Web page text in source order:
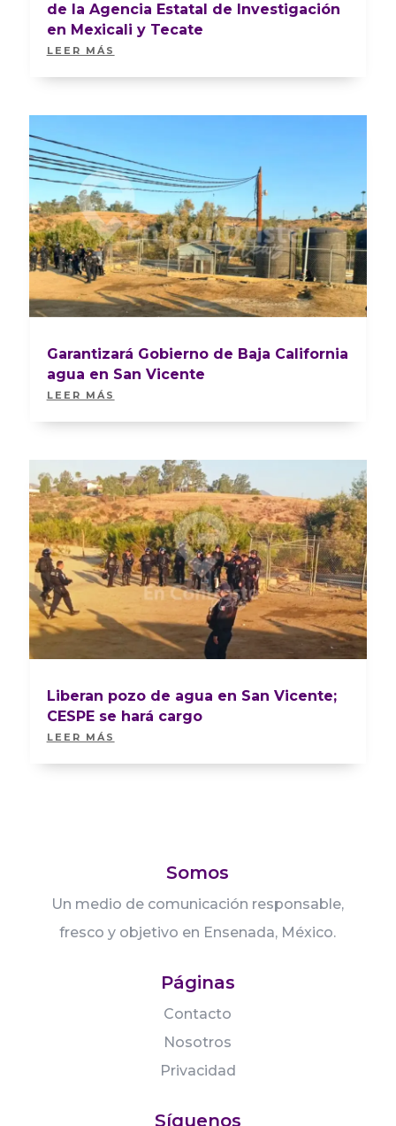
de la Agencia Estatal de Investigación
en Mexicali y Tecate
LEER MÁS
Garantizará Gobierno de Baja California
agua en San Vicente
LEER MÁS
Liberan pozo de agua en San Vicente;
CESPE se hará cargo
LEER MÁS
Somos
Un medio de comunicación responsable,
fresco y objetivo en Ensenada, México.
Páginas
Contacto
Nosotros
Privacidad
Síguenos